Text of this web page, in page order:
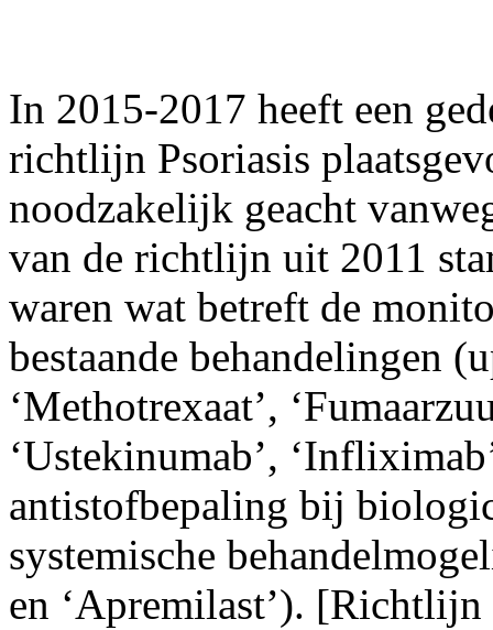
In 2015-2017 heeft een
richtlijn Psoriasis
noodzakelijk geacht
van de richtlijn uit 2011
waren wat betreft de
bestaande behandelingen
‘Methotrexaat’,
‘Ustekinumab’,
antistofbepaling bij
systemische
en ‘Apremilast’).